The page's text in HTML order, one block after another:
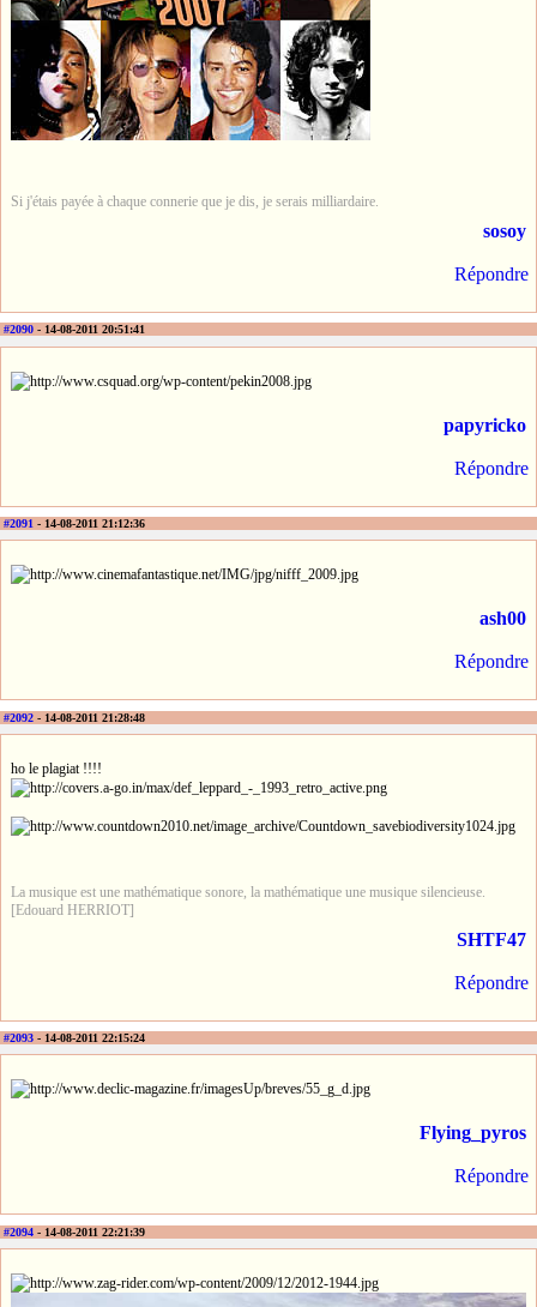
Si j'étais payée à chaque connerie que je dis, je serais milliardaire.
sosoy
Répondre
#2090 - 14-08-2011 20:51:41
papyricko
Répondre
#2091 - 14-08-2011 21:12:36
ash00
Répondre
#2092 - 14-08-2011 21:28:48
ho le plagiat !!!!
La musique est une mathématique sonore, la mathématique une musique silencieuse.
[Edouard HERRIOT]
SHTF47
Répondre
#2093 - 14-08-2011 22:15:24
Flying_pyros
Répondre
#2094 - 14-08-2011 22:21:39